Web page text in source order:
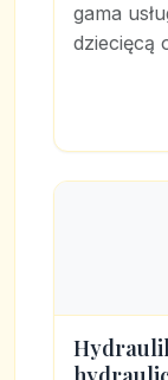
gama
dziecięcą